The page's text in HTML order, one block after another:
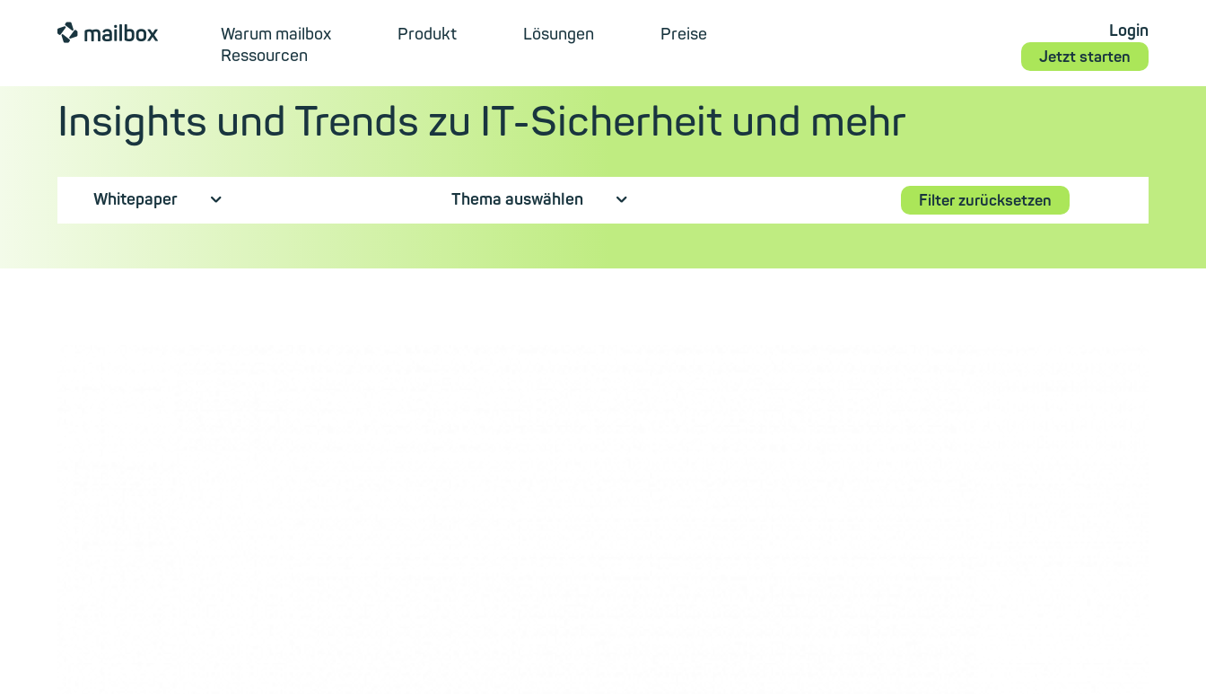
mailbox Warum mailbox Produkt Lösungen
Preise
Ressourcen
Login
Jetzt starten
Insights und Trends zu IT-Sicherheit und mehr
Whitepaper ⮟ Thema auswählen ⮟ Filter zurücksetzen